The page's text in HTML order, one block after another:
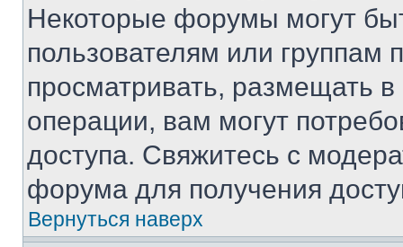
Некоторые форумы могут
пользователям или группам
просматривать, размещать
операции, вам могут
доступа. Свяжитесь с
форума для получения
Вернуться наверх